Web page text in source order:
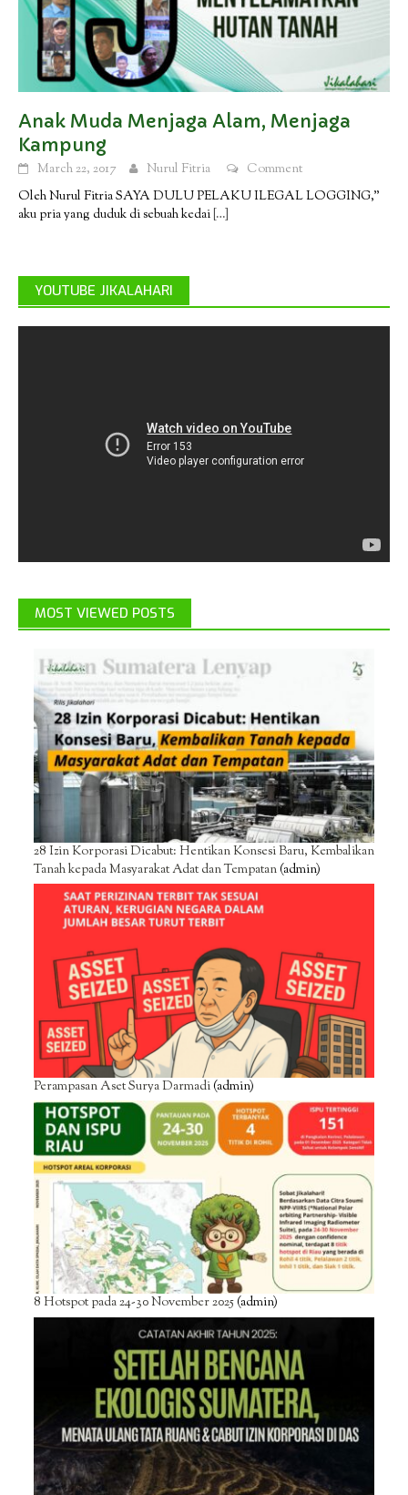
Anak Muda Menjaga Alam, Menjaga
Kampung
March 22, 2017 Nurul Fitria
Comment
Oleh Nurul Fitria SAYA DULU PELAKU ILEGAL LOGGING,”
aku pria yang duduk di sebuah kedai […]
YOUTUBE JIKALAHARI
MOST VIEWED POSTS
28 Izin Korporasi Dicabut: Hentikan Konsesi Baru, Kembalikan
Tanah kepada Masyarakat Adat dan Tempatan(admin)
Perampasan Aset Surya Darmadi(admin)
8 Hotspot pada 24-30 November 2025(admin)